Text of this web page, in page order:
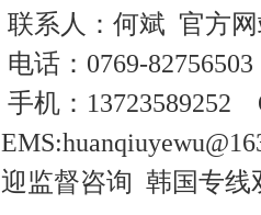
联系人：何斌 官方
电话：0769-82756503
手机：13723589252
迎监督咨询 韩国专线